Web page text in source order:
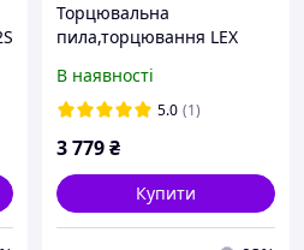
Торцювальна
пила,торцювання LEX
В наявності
5.0 (1)
3 779₴
Купити